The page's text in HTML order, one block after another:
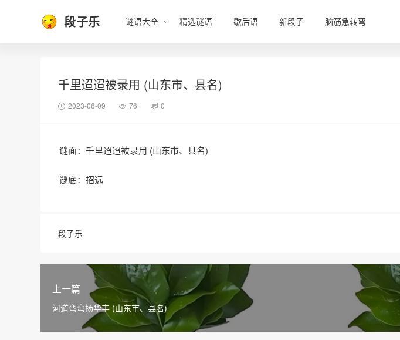
段子乐 谜语大全 精选谜语 歇后语 新段子 脑筋急转弯
千里迢迢被录用 (山东市、县名)
2023-06-09 76 0
谜面：千里迢迢被录用 (山东市、县名)
谜底：招远
段子乐
上一篇
河道弯弯扬华丰 (山东市、县名)